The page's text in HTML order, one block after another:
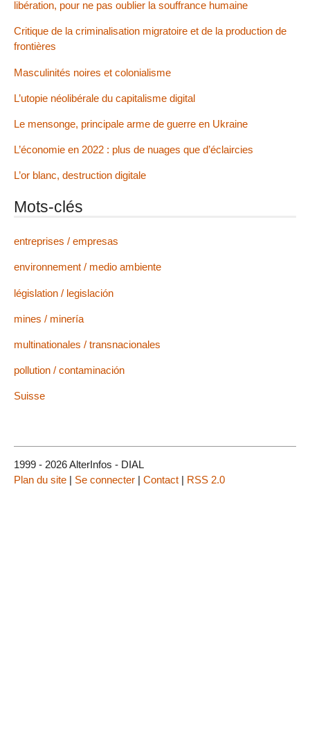
libération, pour ne pas oublier la souffrance humaine
Critique de la criminalisation migratoire et de la production de
frontières
Masculinités noires et colonialisme
L’utopie néolibérale du capitalisme digital
Le mensonge, principale arme de guerre en Ukraine
L’économie en 2022 : plus de nuages que d’éclaircies
L’or blanc, destruction digitale
Mots-clés
entreprises / empresas
environnement / medio ambiente
législation / legislación
mines / minería
multinationales / transnacionales
pollution / contaminación
Suisse
1999 - 2026 AlterInfos - DIAL
Plan du site | Se connecter | Contact | RSS 2.0